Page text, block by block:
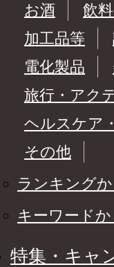
お酒
飲
加工品等
電化製品
旅行・アク
ヘルスケア
その他
ランキング
キーワード
特集・キャ